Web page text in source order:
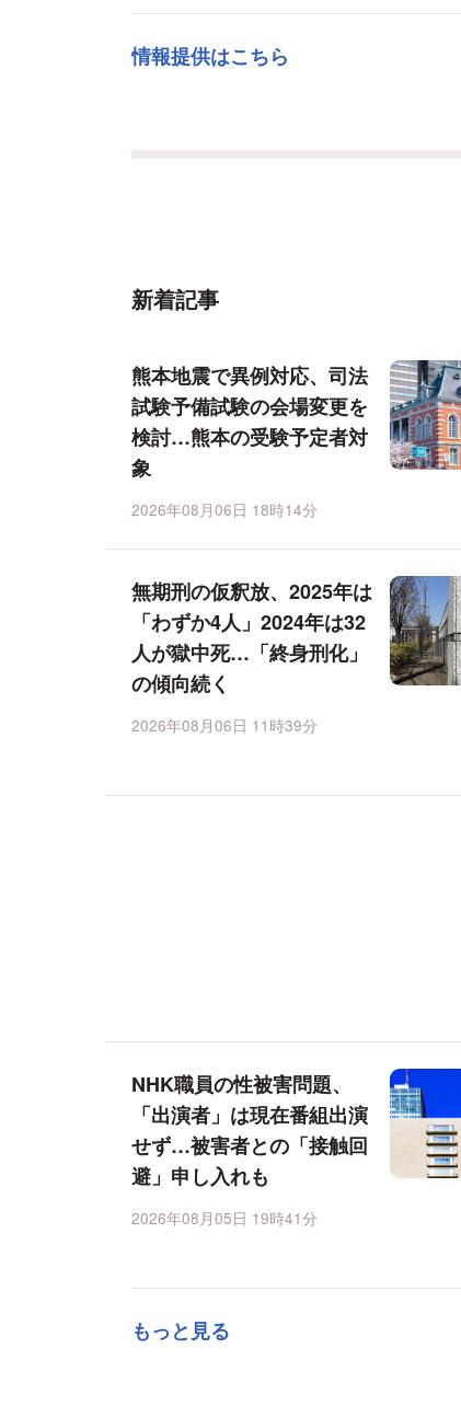
情報提供はこちら
新着記事
熊本地震で異例対応、司法
試験予備試験の会場変更を
検討…熊本の受験予定者対
象
2026年08月06日 18時14分
無期刑の仮釈放、2025年は
「わずか4人」2024年は32
人が獄中死…「終身刑化」
の傾向続く
2026年08月06日 11時39分
NHK職員の性被害問題、
「出演者」は現在番組出演
せず…被害者との「接触回
避」申し入れも
2026年08月05日 19時41分
もっと見る